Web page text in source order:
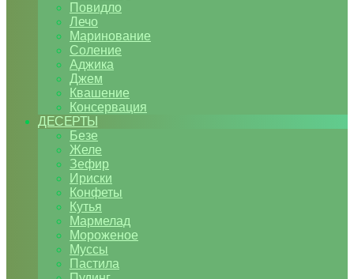
Повидло
Лечо
Маринование
Соление
Аджика
Джем
Квашение
Консервация
ДЕСЕРТЫ
Безе
Желе
Зефир
Ириски
Конфеты
Кутья
Мармелад
Мороженое
Муссы
Пастила